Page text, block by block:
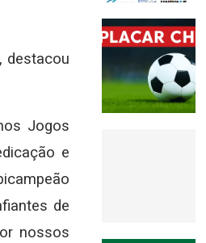
destacou
Jogos
e
de
nossos